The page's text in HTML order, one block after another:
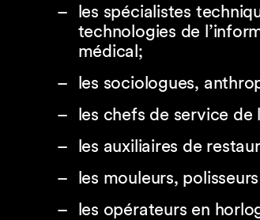
les spécialistes
technologies de
médical;
les sociologues,
les chefs de service de
les auxiliaires de
les mouleurs,
les opérateurs en